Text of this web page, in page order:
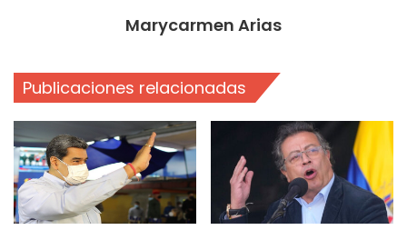
Marycarmen Arias
Publicaciones relacionadas